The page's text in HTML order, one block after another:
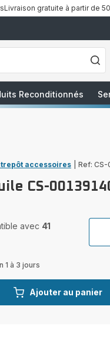
Livraison gratuite à partir de
Reconditionnés
accessoires Ref: CS-
CS-
avec 41
1 à 3 jours
Ajouter au panier